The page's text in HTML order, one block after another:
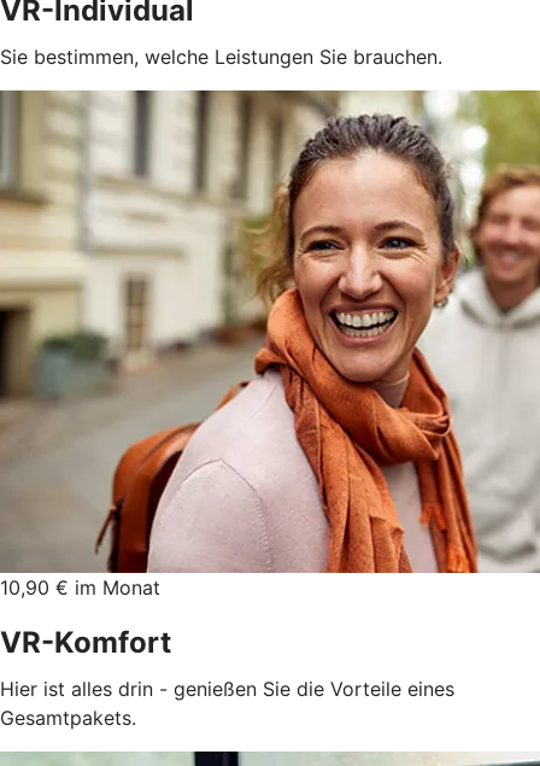
VR-Individual
Sie bestimmen, welche Leistungen Sie brauchen.
10,90 € im Monat
VR-Komfort
Hier ist alles drin - genießen Sie die Vorteile eines
Gesamtpakets.